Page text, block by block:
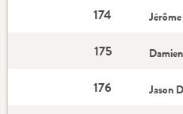
174
175
176 Jason